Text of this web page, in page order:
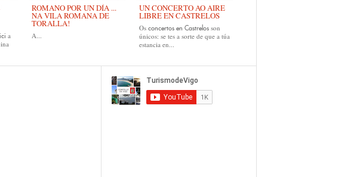
a
ROMANO POR UN DÍA ...
NA VILA ROMANA DE
TORALLA!
A...
UN CONCERTO AO AIRE
LIBRE EN CASTRELOS
Os concertos en Castrelos son
únicos: se tes a sorte de que a túa
estancia en...